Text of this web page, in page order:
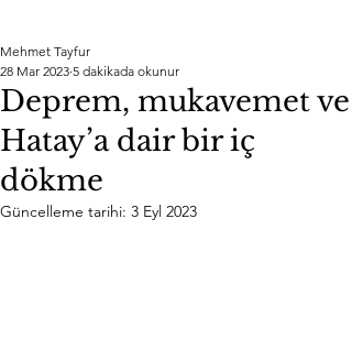
Deprem, mukavemet ve
Hatay’a dair bir iç
dökme
Mehmet Tayfur
28 Mar 2023 5 dakikada okunur
Güncelleme tarihi: 3 Eyl 2023